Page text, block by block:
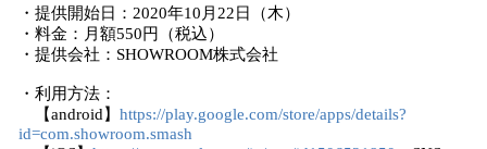
・提供開始日：2020年10月22日（木）
・料金：月額550円（税込）
・提供会社：SHOWROOM株式会社
・利用方法：
【android】 https://play.google.com/store/apps/details?
id=com.showroom.smash